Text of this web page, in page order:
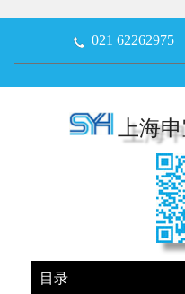
021 62262975
上海
目录